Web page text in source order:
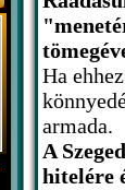
Ha
armada.
A
hitelére